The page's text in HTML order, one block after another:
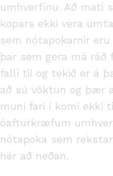
umhverfinu. Að mati
kopars ekki vera
sem nótapokarnir
þar sem gera má ráð
falli til og tekið er á
að sú vöktun og þær
muni fari í komi ekki
óafturkræfum
nótapoka sem
hér að neðan.